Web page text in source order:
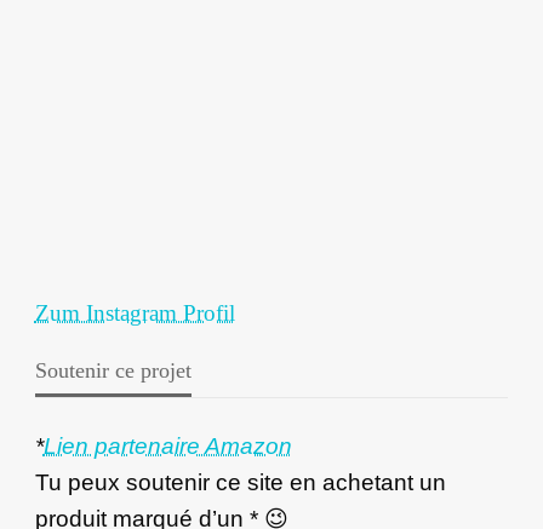
Zum Instagram Profil
Soutenir ce projet
*Lien partenaire Amazon
Tu peux soutenir ce site en achetant un
produit marqué d’un * 😉